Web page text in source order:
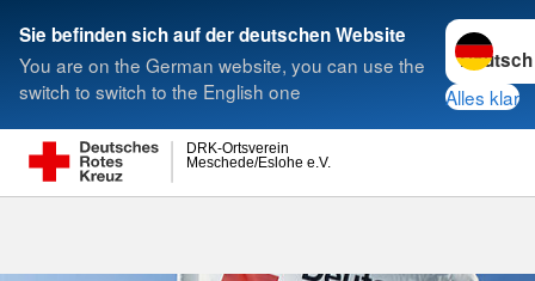
Sie befinden sich auf der deutschen Website
You are on the German website, you can use the
switch to switch to the English one
Sprache
Alles klar
Meschede/Eslohe e.V.
DRK-Ortsverein
Suche